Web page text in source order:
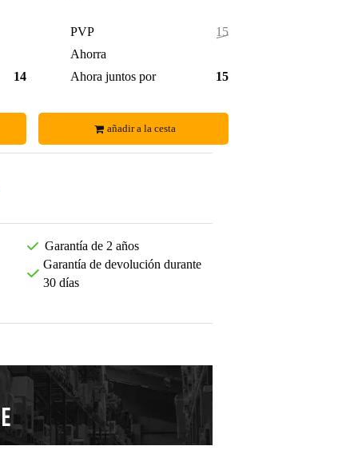
147,99 €
PVP
154,55 €
Ahorra
Ahora juntos por
154,00 €
añadir a la cesta
Garantía de 2 años
Garantía de devolución durante
30 días